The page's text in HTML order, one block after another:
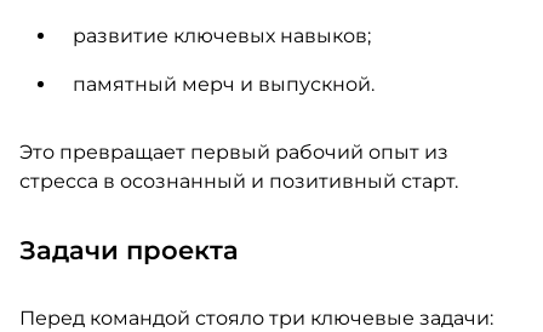
развитие ключевых навыков;
памятный мерч и выпускной.
Это превращает первый рабочий опыт из
стресса в осознанный и позитивный старт.
Задачи проекта
Перед командой стояло три ключевые задачи: